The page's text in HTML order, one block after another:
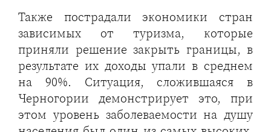
Также пострадали экономики стран
зависимых от туризма, которые
приняли решение закрыть границы, в
результате их доходы упали в среднем
на 90%. Ситуация, сложившаяся в
Черногории демонстрирует это, при
этом уровень заболеваемости на душу